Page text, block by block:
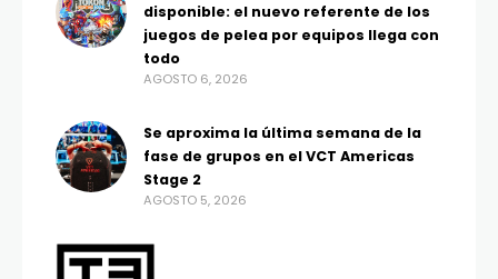
disponible: el nuevo referente de los
juegos de pelea por equipos llega con
todo
AGOSTO 6, 2026
Se aproxima la última semana de la
fase de grupos en el VCT Americas
Stage 2
AGOSTO 5, 2026